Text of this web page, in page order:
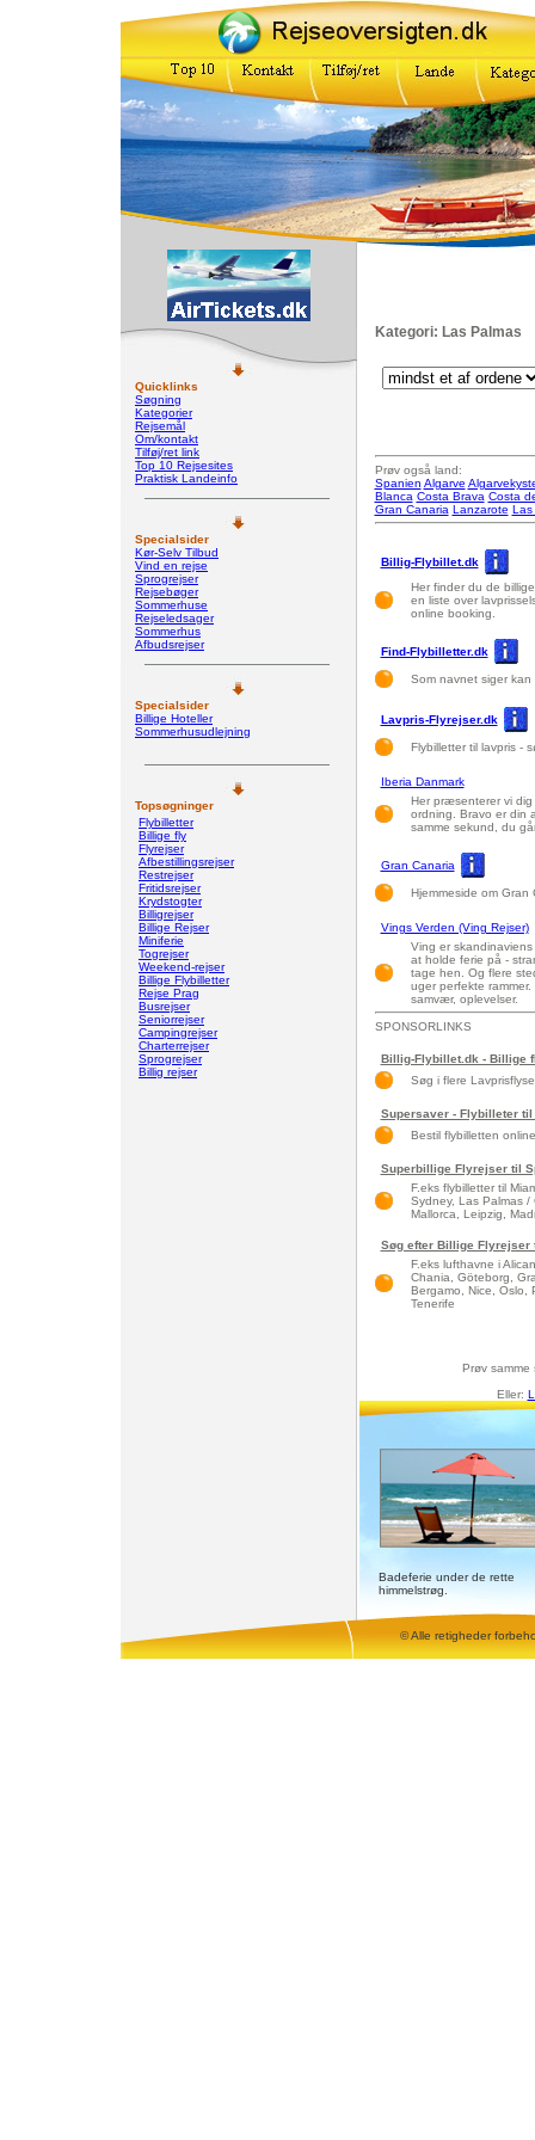
Quicklinks
Søgning
Kategorier
Rejsemål
Om/kontakt
Tilføj/ret link
Top 10 Rejsesites
Praktisk Landeinfo
Specialsider
Kør-Selv Tilbud
Vind en rejse
Sprogrejser
Rejsebøger
Sommerhuse
Rejseledsager
Sommerhus
Afbudsrejser
Specialsider
Billige Hoteller
Sommerhusudlejning
Topsøgninger
Flybilletter
Billige fly
Flyrejser
Afbestillingsrejser
Restrejser
Fritidsrejser
Krydstogter
Billigrejser
Billige Rejser
Miniferie
Togrejser
Weekend-rejser
Billige Flybilletter
Rejse Prag
Busrejser
Seniorrejser
Campingrejser
Charterrejser
Sprogrejser
Billig rejser
Kategori: Las Palmas
Prøv også land:
Spanien Algarve
Blanca Costa Brava Costa
Gran Canaria Lanzarote Las
Billig-Flybillet.dk
Her finder du de
en liste over
online booking.
Find-Flybilletter.dk
Som navnet siger
Lavpris-Flyrejser.dk
Flybilletter til lavpris -
Iberia Danmark
Her præsenterer vi
ordning. Bravo er din
samme sekund, du
Gran Canaria
Hjemmeside om Gran
Vings Verden (Ving Rejser)
Ving er
at holde ferie på -
tage hen. Og flere
uger perfekte
samvær, oplevelser.
SPONSORLINKS
Billig-Flybillet.dk - Billige
Søg i flere
Supersaver - Flybilleter
Bestil flybilletten
Superbillige Flyrejser til
F.eks flybilletter til
Sydney, Las Palmas /
Mallorca, Leipzig,
Søg efter Billige Flyrejser
F.eks lufthavne i
Chania, Göteborg,
Bergamo, Nice, Oslo,
Tenerife
Prøv
Eller:
Badeferie under de rette
himmelstrøg.
© Alle retigheder